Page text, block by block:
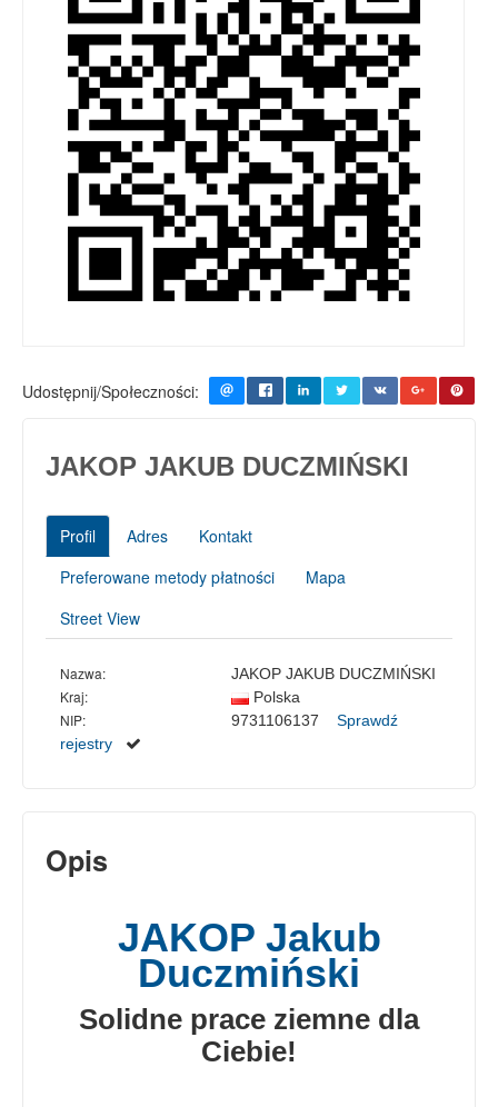
Udostępnij/Społeczności:
JAKOP JAKUB DUCZMIŃSKI
Profil Adres
Kontakt
Preferowane metody płatności
Mapa
Street View
Nazwa: JAKOP JAKUB DUCZMIŃSKI
Kraj: Polska
NIP: 9731106137 Sprawdź
rejestry
Opis
JAKOP Jakub
Duczmiński
Solidne prace ziemne dla
Ciebie!